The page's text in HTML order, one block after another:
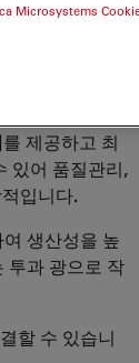
틱
를 제공하고 최
있어 품질관리,
입니다.
생산성을 높
투과 광으로 작
할 수 있습니
Microsystems